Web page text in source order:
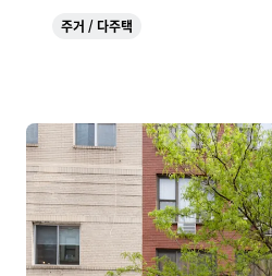
주거 / 다주택